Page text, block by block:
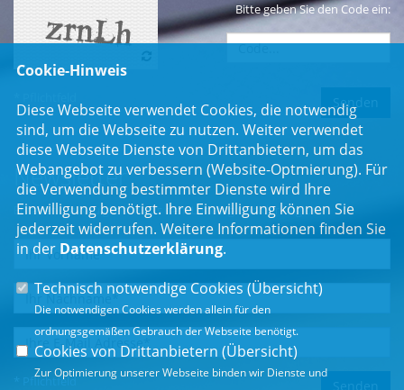
Bitte geben Sie den Code ein:
Newsletter
Erhalten Sie Neuigkeiten aus dem Landtag und der Region.
* Pflichtfeld
Cookie-Hinweis
Diese Webseite verwendet Cookies, die notwendig
sind, um die Webseite zu nutzen. Weiter verwendet
diese Webseite Dienste von Drittanbietern, um das
Webangebot zu verbessern (Website-Optmierung). Für
die Verwendung bestimmter Dienste wird Ihre
Einwilligung benötigt. Ihre Einwilligung können Sie
jederzeit widerrufen. Weitere Informationen finden Sie
in der Datenschutzerklärung.
Technisch notwendige Cookies (Übersicht)
Die notwendigen Cookies werden allein für den
ordnungsgemäßen Gebrauch der Webseite benötigt.
Cookies von Drittanbietern (Übersicht)
Zur Optimierung unserer Webseite binden wir Dienste und